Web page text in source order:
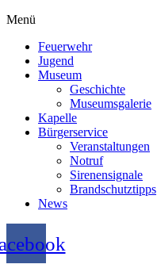
Menü
Feuerwehr
Jugend
Museum
Geschichte
Museumsgalerie
Kapelle
Bürgerservice
Veranstaltungen
Notruf
Sirenensignale
Brandschutztipps
News